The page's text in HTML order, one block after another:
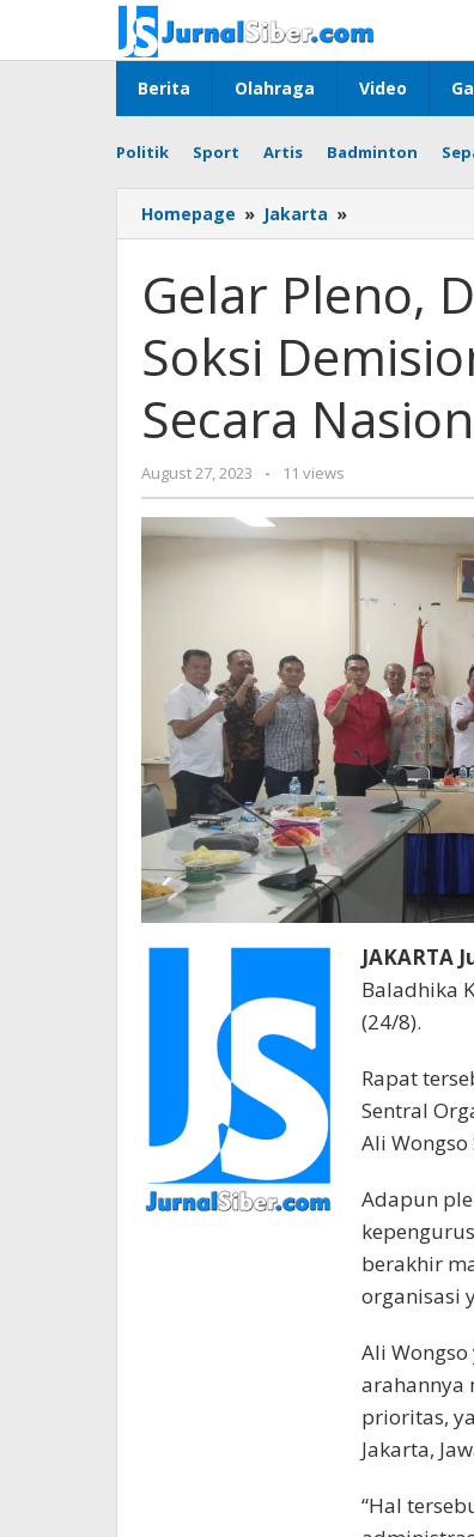
content
Berita Olahraga Video
Politik Sport Artis Badminton
Homepage » Jakarta »
Pleno,
Baladhika
Karya
Soksi
Demisionerkan
DEPIDAR
Secara
Gelar Pleno,
Soksi
Secara
August 27, 2023
by
Jurnalsiber
- 11 views
JAKARTA
Baladhika
(24/8).
Rapat
Sentral
Ali Wongso
Adapun
berakhir
organisasi
Ali
arahannya
prioritas,
Jakarta,
“Hal